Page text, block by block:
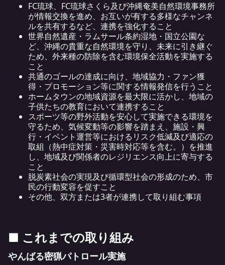
FC琉球、FC琉球さくら及び沖縄奄美自然環境事務所
が情報交換を進め、お互いが有する多様なチャンネ
ルを共有するなど、連携を強化すること
世界自然遺産・ラムサール条約湿地・国立公園な
ど、沖縄の貴重な自然環境を守り、未来に引き継ぐ
ため、外来種の防除を含む環境保全活動を実施する
こと
共通のゴールの達成に向け、地域協力・ファン獲
得・プロモーション等に関する情報発信を行うこと
ホームタウンの地域資源を最大限に活かし、地域の
子供たちの教育において連携すること
スポーツ等の野外活動を安心して実施できる環境を
守るため、気候変動等の影響を踏まえ、施設・興
行・イベント運営等におけるリスク低減及び適応の
取組（熱中症対策・災害時対応等を含む。）を推進
し、地域及び関係者のレジリエンス向上に寄与する
こと
脱炭素社会の実現及び循環型社会の形成のため、市
民の行動変容を促すこと
その他、双方または3者が連携して取り組む事項
■ これまでの取り組み
やんばる密猟パトロール実施